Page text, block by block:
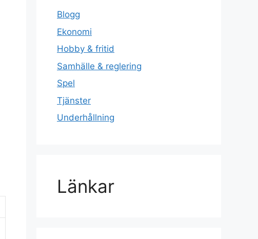
Blogg
Ekonomi
Hobby & fritid
Samhälle & reglering
Spel
Tjänster
Underhållning
Länkar